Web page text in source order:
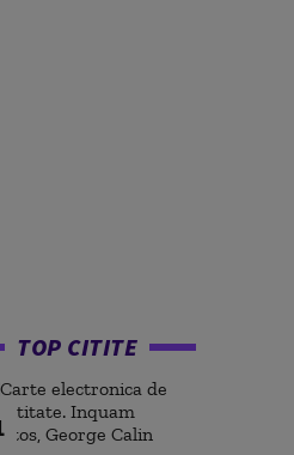
TOP CITITE